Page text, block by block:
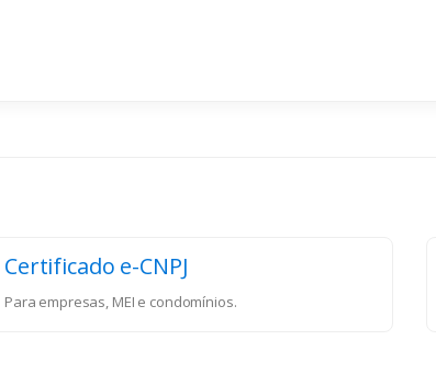
Certificado e-CNPJ
Para empresas, MEI e condomínios.